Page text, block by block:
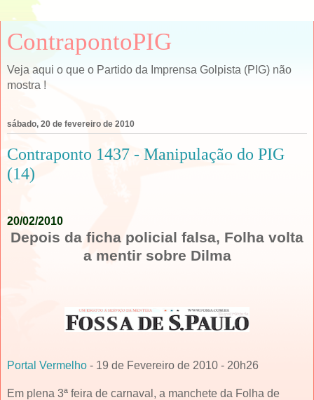
ContrapontoPIG
Veja aqui o que o Partido da Imprensa Golpista (PIG) não
mostra !
sábado, 20 de fevereiro de 2010
Contraponto 1437 - Manipulação do PIG
(14)
20/02/2010
Depois da ficha policial falsa, Folha volta
a mentir sobre Dilma
Portal Vermelho - 19 de Fevereiro de 2010 - 20h26
Em plena 3ª feira de carnaval, a manchete da Folha de